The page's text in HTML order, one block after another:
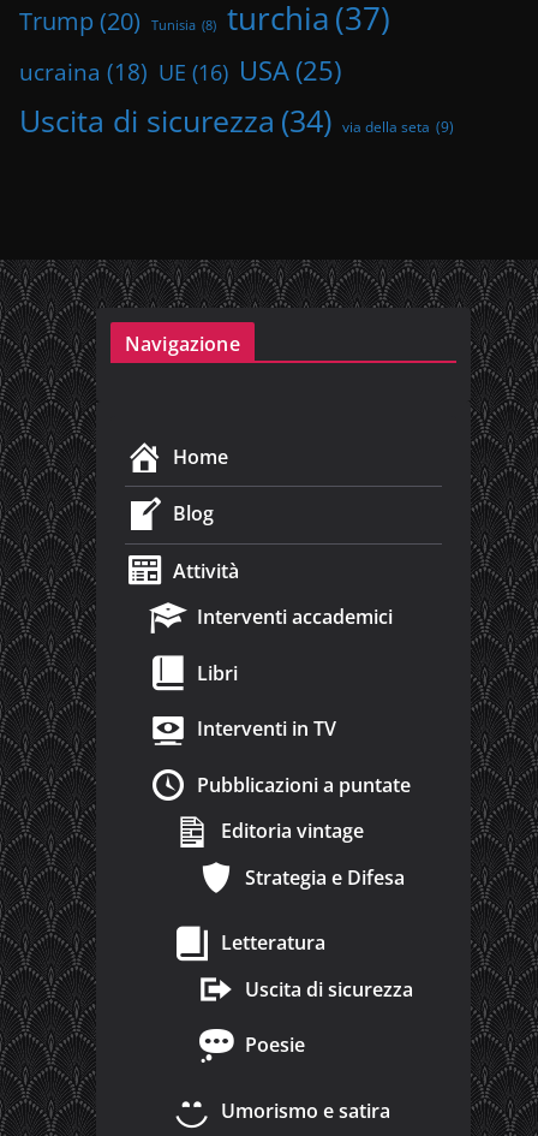
Trump (20) Tunisia (8) turchia(37)
ucraina (18) UE (16) USA (25)
Uscita di sicurezza (34) via della seta (9)
Navigazione
Home
Blog
Attività
Interventi accademici
Libri
Interventi in TV
Pubblicazioni a puntate
Editoria vintage
Strategia e Difesa
Letteratura
Uscita di sicurezza
Poesie
Umorismo e satira